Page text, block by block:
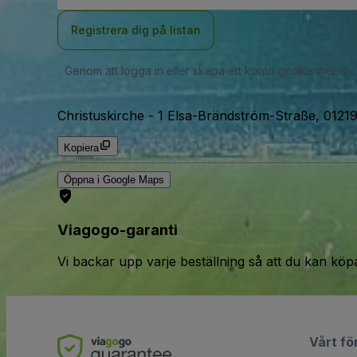
Registrera dig på listan
Genom att logga in eller skapa ett konto godkänner du
Christuskirche - 1 Elsa-Brändström-Straße,
Kopiera
Öppna i Google Maps
Viagogo-garanti
Vi backar upp varje beställning så att du kan
Vårt